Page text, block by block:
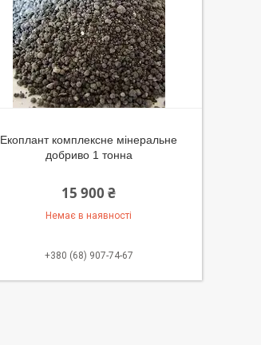
Екоплант комплексне мінеральне
добриво 1 тонна
15 900 ₴
Немає в наявності
+380 (68) 907-74-67